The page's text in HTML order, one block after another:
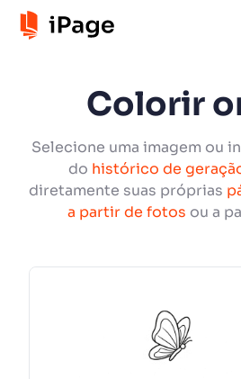
Colorir
Selecione uma imagem ou
do histórico de
diretamente suas próprias
a partir de fotos ou a